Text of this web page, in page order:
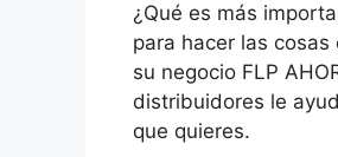
¿Qué es más
para hacer las
su negocio FLP
distribuidores le
que quieres.